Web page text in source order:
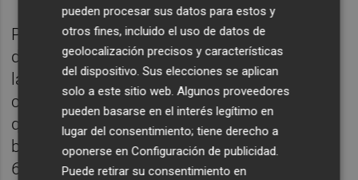
Para terminar, la compañía asturiana TSK
dará el toque de campana este miércoles a
las 12.00 horas y se estrenará así en Bolsa
con un precio de 5,05 euros por acción, lo
que supone el valor máximo del rango que
barajaba y alcanzar una valoración de hasta
605 millones de euros.
pueden procesar sus datos para estos y
otros fines, incluido el uso de datos de
geolocalización precisos y características
del dispositivo. Sus elecciones se aplican
solo a este sitio web. Algunos proveedores
pueden basarse en el interés legítimo en
lugar del consentimiento; tiene derecho a
oponerse enConfiguración de publicidad
Puede retirar su consentimiento en